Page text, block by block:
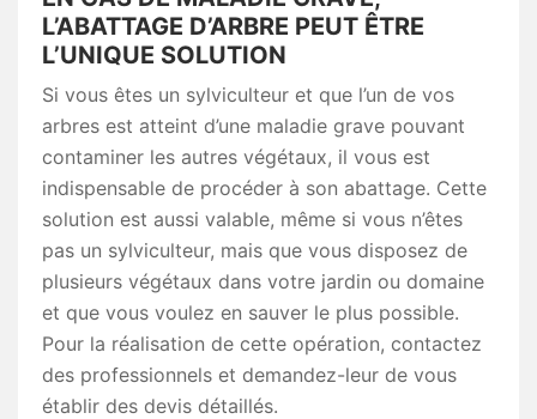
L’ABATTAGE D’ARBRE PEUT ÊTRE
L’UNIQUE SOLUTION
Si vous êtes un sylviculteur et que l’un de vos
arbres est atteint d’une maladie grave pouvant
contaminer les autres végétaux, il vous est
indispensable de procéder à son abattage. Cette
solution est aussi valable, même si vous n’êtes
pas un sylviculteur, mais que vous disposez de
plusieurs végétaux dans votre jardin ou domaine
et que vous voulez en sauver le plus possible.
Pour la réalisation de cette opération, contactez
des professionnels et demandez-leur de vous
établir des devis détaillés.